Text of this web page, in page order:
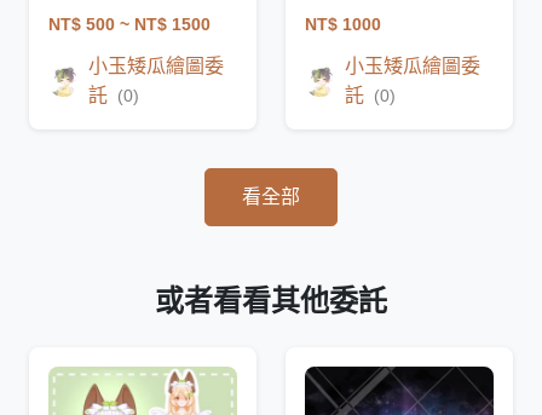
NT$ 500 ~ NT$ 1500
小玉矮瓜繪圖委
託 (0)
NT$ 1000
小玉矮瓜繪圖委
託 (0)
看全部
或者看看其他委託